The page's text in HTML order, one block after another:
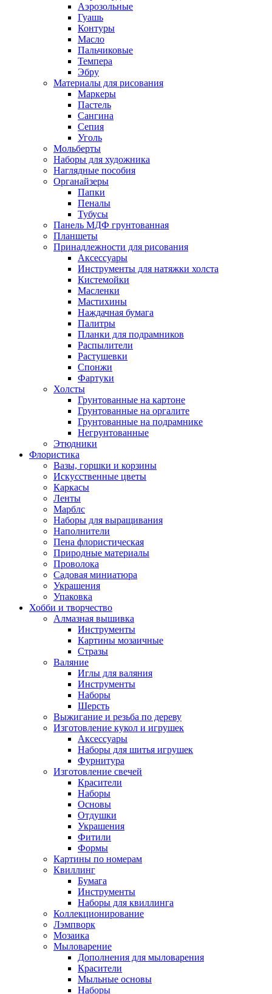
Аэрозольные
Гуашь
Контуры
Масло
Пальчиковые
Темпера
Эбру
Материалы для рисования
Маркеры
Пастель
Сангина
Сепия
Уголь
Мольберты
Наборы для художника
Наглядные пособия
Органайзеры
Папки
Пеналы
Тубусы
Панель МДФ грунтованная
Планшеты
Принадлежности для рисования
Аксессуары
Инструменты для натяжки холста
Кистемойки
Масленки
Мастихины
Наждачная бумага
Палитры
Планки для подрамников
Распылители
Растушевки
Спонжи
Фартуки
Холсты
Грунтованные на картоне
Грунтованные на оргалите
Грунтованные на подрамнике
Негрунтованные
Этюдники
Флористика
Вазы, горшки и корзины
Искусственные цветы
Каркасы
Ленты
Марблс
Наборы для выращивания
Наполнители
Пена флористическая
Природные материалы
Проволока
Садовая миниатюра
Украшения
Упаковка
Хобби и творчество
Алмазная вышивка
Инструменты
Картины мозаичные
Стразы
Валяние
Иглы для валяния
Инструменты
Наборы
Шерсть
Выжигание и резьба по дереву
Изготовление кукол и игрушек
Аксессуары
Наборы для шитья игрушек
Фурнитура
Изготовление свечей
Красители
Наборы
Основы
Отдушки
Украшения
Фитили
Формы
Картины по номерам
Квиллинг
Бумага
Инструменты
Наборы для квиллинга
Коллекционирование
Лэмпворк
Мозаика
Мыловарение
Дополнения для мыловарения
Красители
Мыльные основы
Наборы